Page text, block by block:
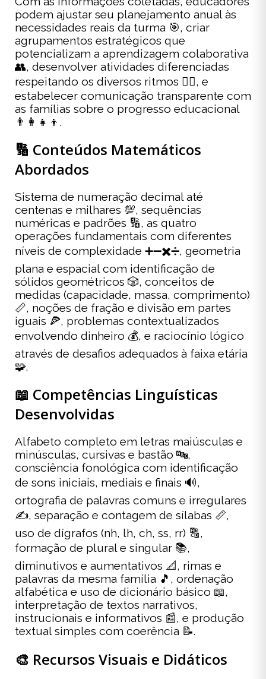
podem ajustar seu planejamento anual às
necessidades reais da turma 🎯, criar
agrupamentos estratégicos que
potencializam a aprendizagem colaborativa
👥, desenvolver atividades diferenciadas
respeitando os diversos ritmos 🏃‍♀️, e
estabelecer comunicação transparente com
as famílias sobre o progresso educacional
👨‍👩‍👧‍👦.
🔢 Conteúdos Matemáticos
Abordados
Sistema de numeração decimal até
centenas e milhares 💯, sequências
numéricas e padrões 🔢, as quatro
operações fundamentais com diferentes
níveis de complexidade ➕➖✖️➗, geometria
plana e espacial com identificação de
sólidos geométricos 🎲, conceitos de
medidas (capacidade, massa, comprimento)
📏, noções de fração e divisão em partes
iguais 🍕, problemas contextualizados
envolvendo dinheiro 💰, e raciocínio lógico
através de desafios adequados à faixa etária
🧩.
📖 Competências Linguísticas
Desenvolvidas
Alfabeto completo em letras maiúsculas e
minúsculas, cursivas e bastão 🔤,
consciência fonológica com identificação
de sons iniciais, mediais e finais 🔊,
ortografia de palavras comuns e irregulares
✍️, separação e contagem de sílabas 📏,
uso de dígrafos (nh, lh, ch, ss, rr) 🔠,
formação de plural e singular 📚,
diminutivos e aumentativos 📐, rimas e
palavras da mesma família 🎵, ordenação
alfabética e uso de dicionário básico 📖,
interpretação de textos narrativos,
instrucionais e informativos 📰, e produção
textual simples com coerência 📝.
🎨 Recursos Visuais e Didáticos